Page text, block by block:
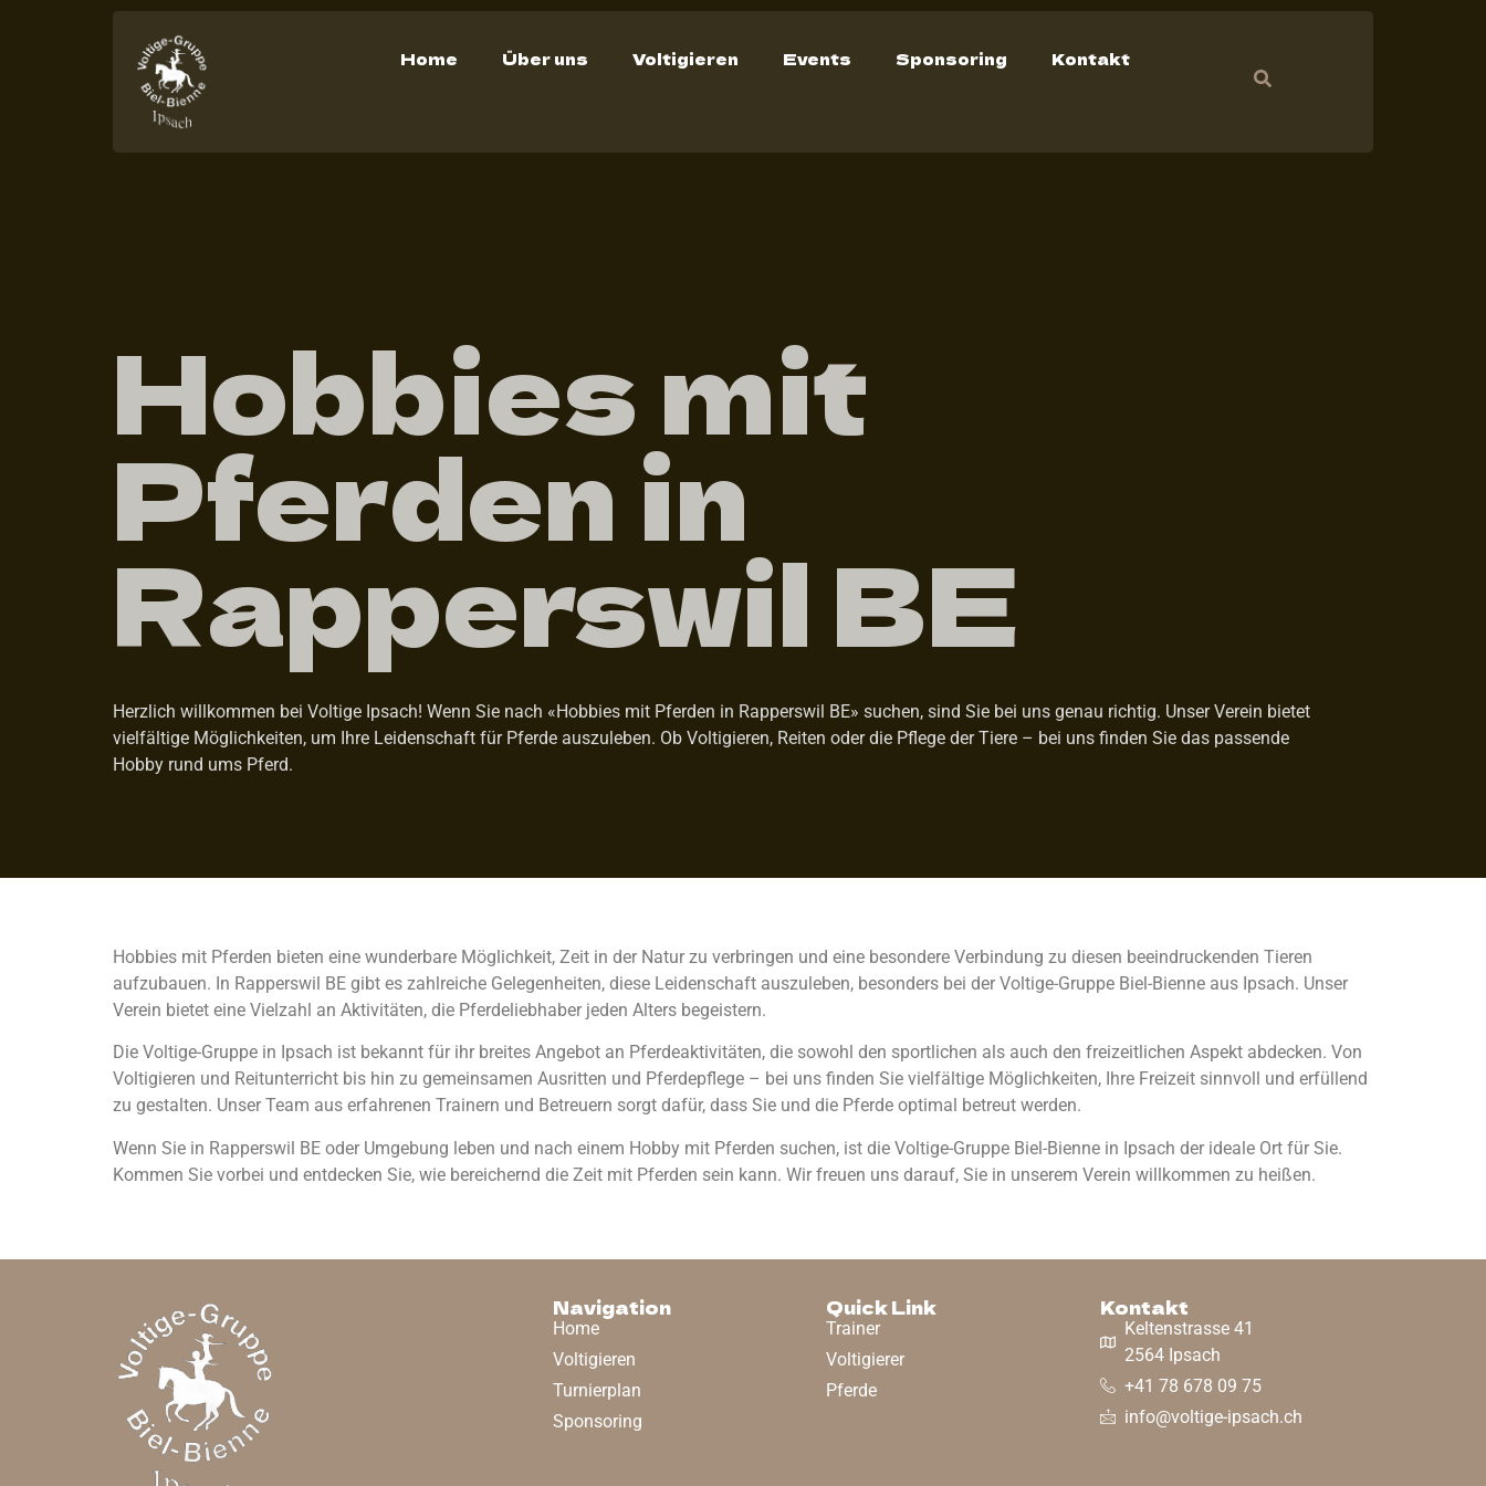
Home Über uns Voltigieren Events Sponsoring Kontakt
Hobbies mit
Pferden in
Rapperswil BE
Herzlich willkommen bei Voltige Ipsach! Wenn Sie nach «Hobbies mit Pferden in Rapperswil BE» suchen, sind Sie bei uns genau richtig. Unser Verein bietet
vielfältige Möglichkeiten, um Ihre Leidenschaft für Pferde auszuleben. Ob Voltigieren, Reiten oder die Pflege der Tiere – bei uns finden Sie das passende
Hobby rund ums Pferd.
Hobbies mit Pferden bieten eine wunderbare Möglichkeit, Zeit in der Natur zu verbringen und eine besondere Verbindung zu diesen beeindruckenden Tieren
aufzubauen. In Rapperswil BE gibt es zahlreiche Gelegenheiten, diese Leidenschaft auszuleben, besonders bei der Voltige-Gruppe Biel-Bienne aus Ipsach. Unser
Verein bietet eine Vielzahl an Aktivitäten, die Pferdeliebhaber jeden Alters begeistern.
Die Voltige-Gruppe in Ipsach ist bekannt für ihr breites Angebot an Pferdeaktivitäten, die sowohl den sportlichen als auch den freizeitlichen Aspekt abdecken. Von
Voltigieren und Reitunterricht bis hin zu gemeinsamen Ausritten und Pferdepflege – bei uns finden Sie vielfältige Möglichkeiten, Ihre Freizeit sinnvoll und erfüllend
zu gestalten. Unser Team aus erfahrenen Trainern und Betreuern sorgt dafür, dass Sie und die Pferde optimal betreut werden.
Wenn Sie in Rapperswil BE oder Umgebung leben und nach einem Hobby mit Pferden suchen, ist die Voltige-Gruppe Biel-Bienne in Ipsach der ideale Ort für Sie.
Kommen Sie vorbei und entdecken Sie, wie bereichernd die Zeit mit Pferden sein kann. Wir freuen uns darauf, Sie in unserem Verein willkommen zu heißen.
Navigation
Home
Voltigieren
Turnierplan
Sponsoring
Quick Link
Trainer
Voltigierer
Pferde
Kontakt
Keltenstrasse 41
2564 Ipsach
+41 78 678 09 75
info@voltige-ipsach.ch